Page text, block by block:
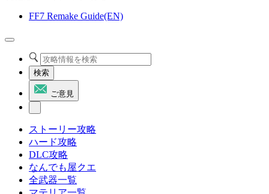
FF7 Remake Guide(EN)
検索
ご意見
ストーリー攻略
ハード攻略
DLC攻略
なんでも屋クエ
全武器一覧